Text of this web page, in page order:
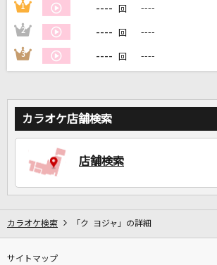
DAMに会員登録・ログインして
1 ---- 回 ----
2 ---- 回 ----
3 ---- 回 ----
カラオケ店舗検索
店舗検索
カラオケ検索 「ク ヨジャ」の詳細
サイトマップ